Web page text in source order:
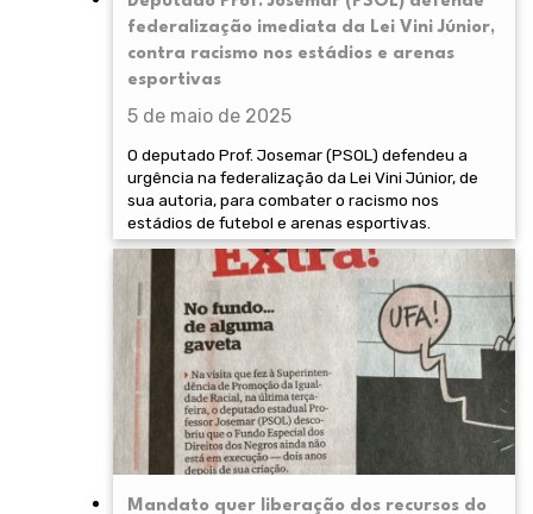
federalização imediata da Lei Vini Júnior,
contra racismo nos estádios e arenas
esportivas
5 de maio de 2025
O deputado Prof. Josemar (PSOL) defendeu a
urgência na federalização da Lei Vini Júnior, de
sua autoria, para combater o racismo nos
estádios de futebol e arenas esportivas.
Mandato quer liberação dos recursos do